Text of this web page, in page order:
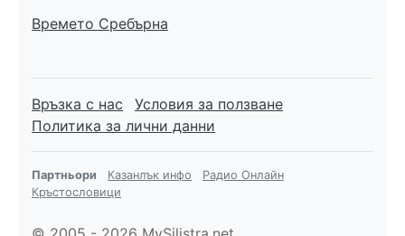
Времето Сребърна
Връзка с нас
Условия за ползване
Политика за лични данни
Партньори Казанлък инфо
Радио Онлайн
Кръстословици